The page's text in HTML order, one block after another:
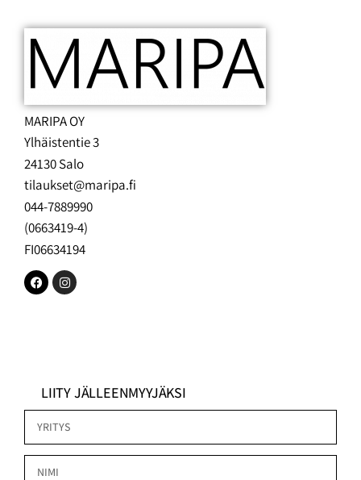
MARIPA OY
Ylhäistentie 3
24130 Salo
tilaukset@maripa.fi
044-7889990
(0663419-4)
FI06634194
LIITY JÄLLEENMYYJÄKSI